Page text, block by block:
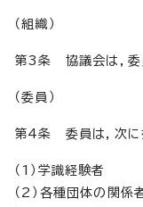
（組織）
第3条 協議会は，委
（委員）
第4条 委員は，次に
（1）学識経験者
（2）各種団体の関係